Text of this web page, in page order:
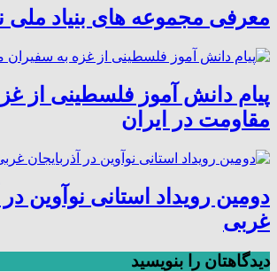
معرفی مجموعه های بنیاد ملی
پیام دانش آموز فلسطینی از
مقاومت در ایران
دومین رویداد استانی نوآوین در
غربی
دیدگاهتان را بنویسید